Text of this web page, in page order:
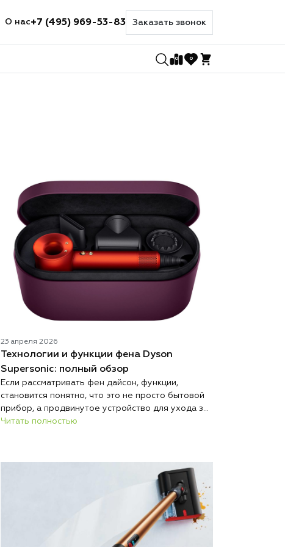
О нас+7 (495) 969-53-83 Заказать звонок
0 0
23 апреля 2026
Технологии и функции фена Dyson
Supersonic: полный обзор
Если рассматривать фен дайсон, функции,
становится понятно, что это не просто бытовой
прибор, а продвинутое устройство для ухода за
волосами. Современный фен сочетает в себе
интеллектуальном управлении и защите волос.
Каждая функция здесь направлена на комфорт и
результат. Такой подход делает устройство
заметно эффективнее стандартных моделей.
Читать полностью